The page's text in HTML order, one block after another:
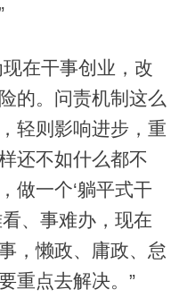
在干事创业，改
的。问责机制这么
轻则影响进步，重
还不如什么都不
做一个‘躺平式干
、事难办，现在
，懒政、庸政、怠
重点去解决。”